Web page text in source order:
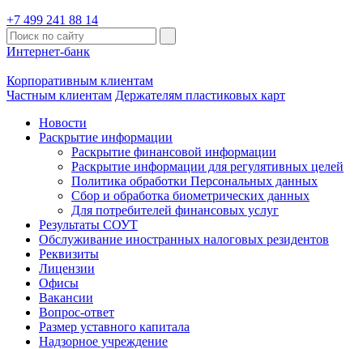
+7 499 241 88 14
Интернет-банк
Корпоративным клиентам
Частным клиентам Держателям пластиковых карт
Новости
Раскрытие информации
Раскрытие финансовой информации
Раскрытие информации для регулятивных целей
Политика обработки Персональных данных
Сбор и обработка биометрических данных
Для потребителей финансовых услуг
Результаты СОУТ
Обслуживание иностранных налоговых резидентов
Реквизиты
Лицензии
Офисы
Вакансии
Вопрос-ответ
Размер уставного капитала
Надзорное учреждение